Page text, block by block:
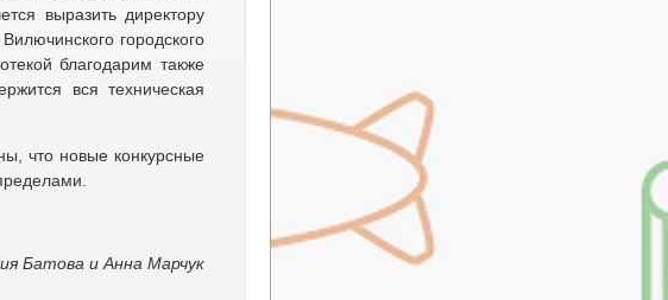
выразить директору
городского
благодарим также
вся техническая
что новые конкурсные
Батова и Анна Марчук